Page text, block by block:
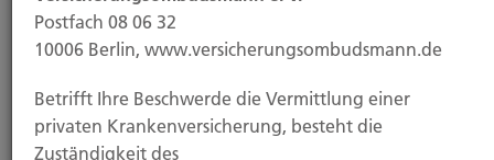
KI treibt Cyber-Angriffe auf ein neues Level
Postfach 08 06 32
10006 Berlin, www.versicherungsombudsmann.de
Betrifft Ihre Beschwerde die Vermittlung einer
privaten Krankenversicherung, besteht die
Zuständigkeit des